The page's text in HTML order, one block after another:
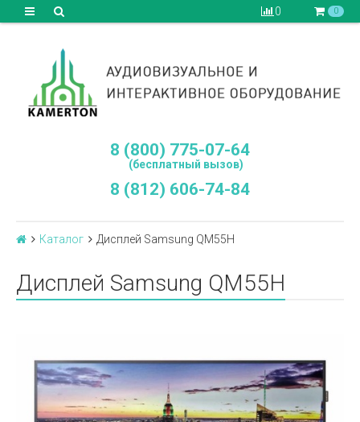
0 0
8 (800) 775-07-64
(бесплатный вызов)
8 (812) 606-74-84
Каталог Дисплей Samsung QM55H
Дисплей Samsung QM55H